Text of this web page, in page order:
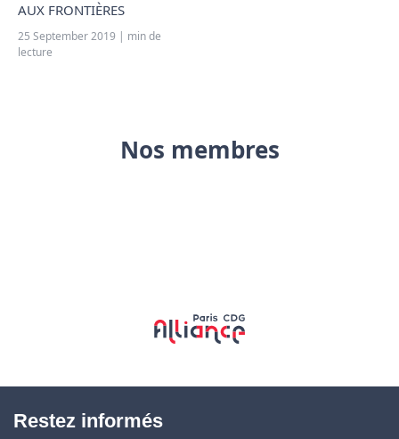
AUX FRONTIÈRES
25 September 2019 | min de
lecture
Nos membres
Restez informés